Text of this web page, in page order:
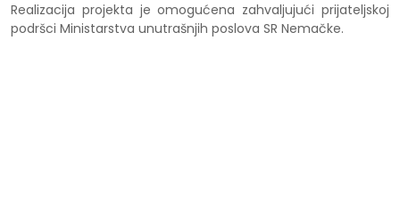
Realizacija projekta je omogućena zahvaljujući prijateljskoj
podršci Ministarstva unutrašnjih poslova SR Nemačke.